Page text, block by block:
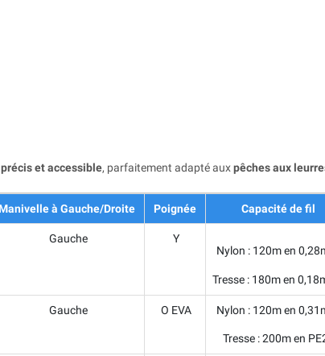
et accessible, parfaitement adapté auxpêches aux
Manivelle à Gauche/Droite Poignée Capacité de fil
Gauche
Y
Nylon : 120m en
Tresse : 180m en
Gauche O EVA Nylon : 120m en
Tresse : 200m en